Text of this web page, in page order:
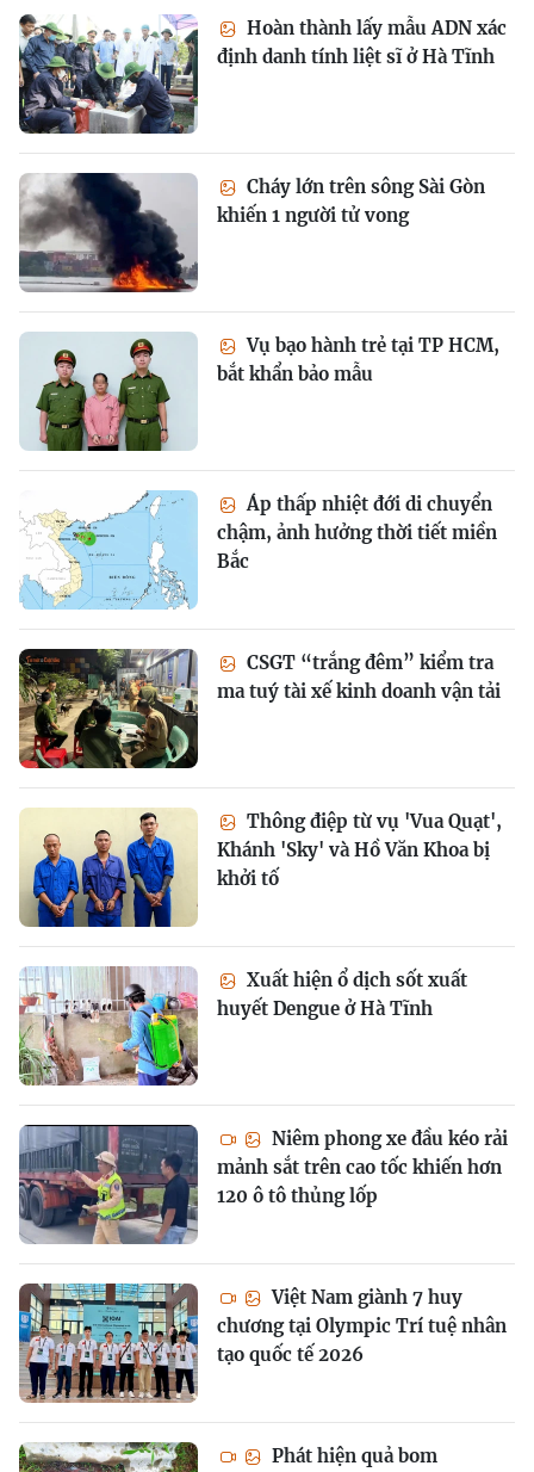
Hoàn thành lấy mẫu ADN xác
định danh tính liệt sĩ ở Hà Tĩnh
Cháy lớn trên sông Sài Gòn
khiến 1 người tử vong
Vụ bạo hành trẻ tại TP HCM,
bắt khẩn bảo mẫu
Áp thấp nhiệt đới di chuyển
chậm, ảnh hưởng thời tiết miền
Bắc
CSGT “trắng đêm” kiểm tra
ma tuý tài xế kinh doanh vận tải
Thông điệp từ vụ 'Vua Quạt',
Khánh 'Sky' và Hồ Văn Khoa bị
khởi tố
Xuất hiện ổ dịch sốt xuất
huyết Dengue ở Hà Tĩnh
Niêm phong xe đầu kéo rải
mảnh sắt trên cao tốc khiến hơn
120 ô tô thủng lốp
Việt Nam giành 7 huy
chương tại Olympic Trí tuệ nhân
tạo quốc tế 2026
Phát hiện quả bom